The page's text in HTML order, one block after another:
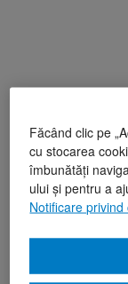
Făcând clic pe
cu stocarea
îmbunătăți
ului și pentru a
Notificare